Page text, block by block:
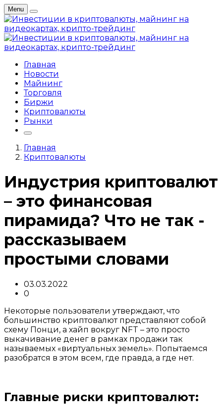
Menu
Главная
Новости
Майнинг
Торговля
Биржи
Криптовалюты
Рынки
Главная
Криптовалюты
Индустрия криптовалют
– это финансовая
пирамида? Что не так -
рассказываем
простыми словами
03.03.2022
0
Некоторые пользователи утверждают, что
большинство криптовалют представляют собой
схему Понци, а хайп вокруг NFT – это просто
выкачивание денег в рамках продажи так
называемых «виртуальных земель». Попытаемся
разобратся в этом всем, где правда, а где нет.
Главные риски криптовалют: